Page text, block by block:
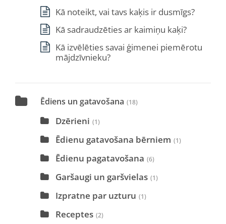
Kā noteikt, vai tavs kaķis ir dusmīgs?
Kā sadraudzēties ar kaimiņu kaķi?
Kā izvēlēties savai ģimenei piemērotu
mājdzīvnieku?
Ēdiens un gatavošana (18)
Dzērieni (1)
Ēdienu gatavošana bērniem (1)
Ēdienu pagatavošana (6)
Garšaugi un garšvielas (1)
Izpratne par uzturu (1)
Receptes (2)